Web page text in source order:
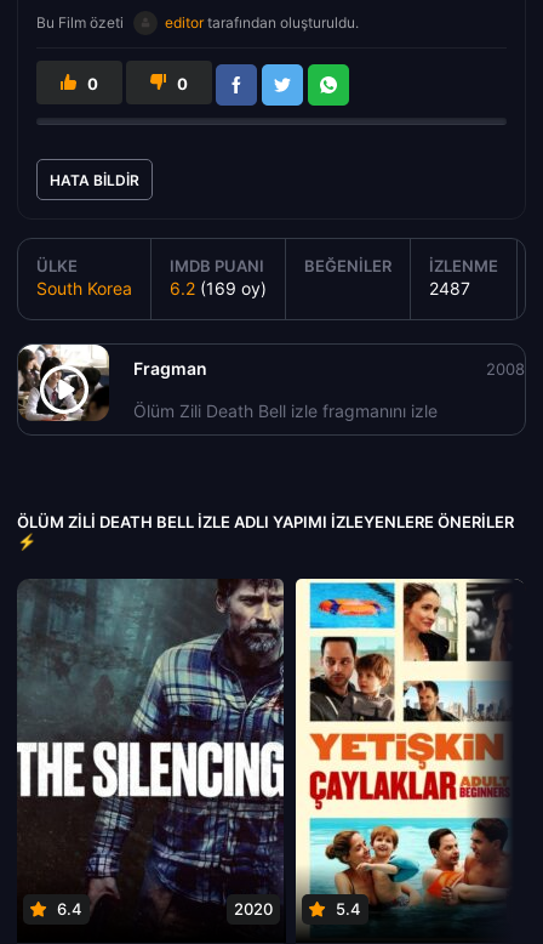
Bu Film özeti editortarafından oluşturuldu.
0 0
HATA BILDIR
ÜLKE
South Korea
IMDB PUANI
6.2 (169 oy)
BEĞENILER İZLENME
2487
Fragman
Ölüm Zili Death Bell izle fragmanını izle
2008
ÖLÜM ZILI DEATH BELL IZLE ADLI YAPIMI İZLEYENLERE ÖNERILER
⚡
6.4 2020 5.4